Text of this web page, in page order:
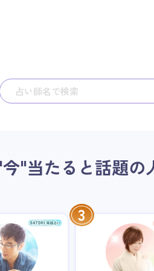
"当たると話題の
3